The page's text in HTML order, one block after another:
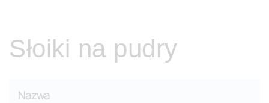
Słoiki na pudry
Nazwa